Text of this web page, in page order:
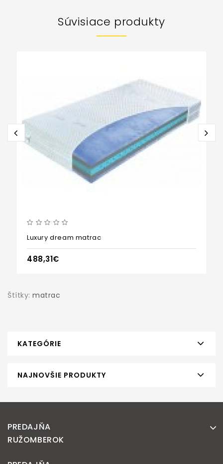
Súvisiace produkty
Luxury dream matrac
488,31€
Štítky: matrac
KATEGÓRIE
NAJNOVŠIE PRODUKTY
PREDAJŇA
RUŽOMBEROK